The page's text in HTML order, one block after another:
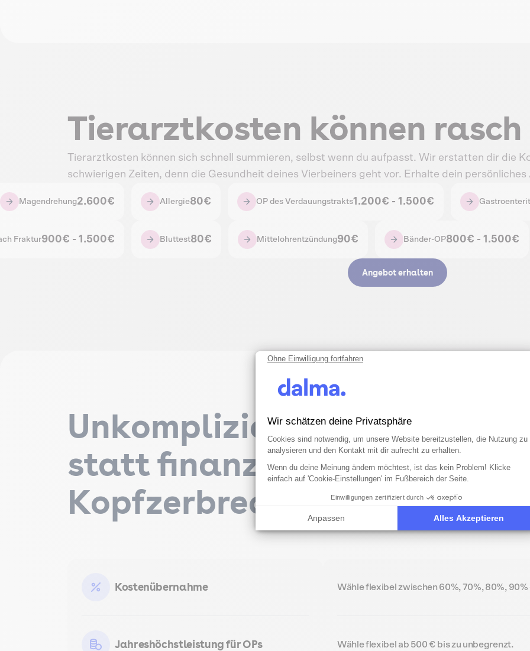
Tierarztkosten können
Tierarztkosten können sich schnell summieren, selbst wenn du aufpasst. Wir erstatten dir die
schwierigen Zeiten, denn die Gesundheit deines Vierbeiners geht vor. Erhalte dein
Magendrehung2.600€ Allergie80€ OP des Verdauungstrakts1.200€ - 1.500€
Fraktur900€ - 1.500€ Bluttest80€ Mittelohrentzündung90€ Bänder-OP800€ - 1.500€
Angebot erhalten
Unkomplizierte Hilfe
statt finanzielles
Kopfzerbrechen.
Vergiss
Kostentricks.
Kosten und
Kostenübernahme
Jahreshöchstleistung für OPs
Wähle flexibel zwischen 60%, 70%, 80%, 90%
Wähle flexibel ab 500 € bis zu unbegrenzt.
Ohne Einwilligung fortfahren
Wir schätzen deine Privatsphäre
Einwilligungsmanagementplattform:
Cookies sind notwendig, um unsere Website bereitzustellen, die Nutzung zu
analysieren und den Kontakt mit dir aufrecht zu erhalten.
Wenn du deine Meinung ändern möchtest, ist das kein Problem! Klicke
einfach auf 'Cookie-Einstellungen' im Fußbereich der Seite.
Einwilligungen zertifiziert durch
Anpassen Alles Akzeptieren